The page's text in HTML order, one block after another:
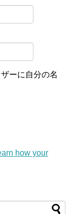
ーに自分の名
how your